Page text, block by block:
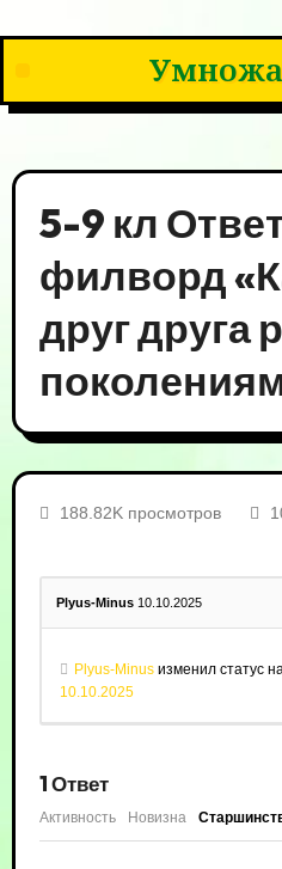
5-9 кл
филворд
друг друга
188.82K просмотров
Plyus-Minus 10.10.2025
Plyus-Minusизменил статус
10.10.2025
1Ответ
Активность Новизна